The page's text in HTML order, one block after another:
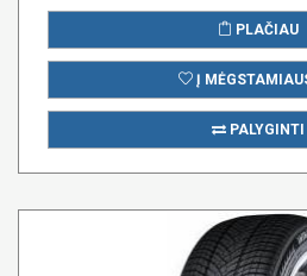
PLAČIAU
Į
PALYGINTI